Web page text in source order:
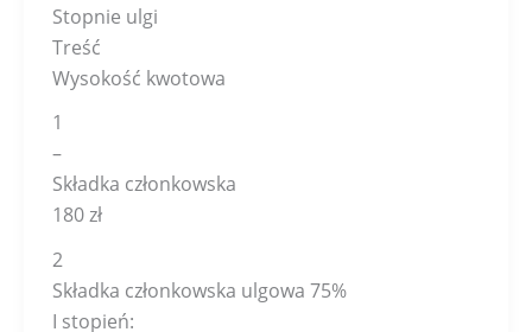
Stopnie ulgi
Treść
Wysokość kwotowa
1
–
Składka członkowska
180 zł
2
Składka członkowska ulgowa 75%
I stopień: